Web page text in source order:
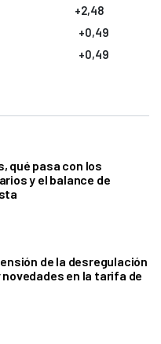
+2,48
+0,49
+0,49
qué pasa con los
y el balance de
de la desregulación
en la tarifa de